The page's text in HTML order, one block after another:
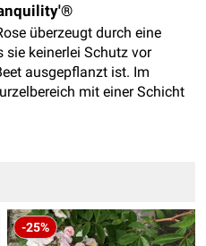
überzeugt durch eine
sie keinerlei Schutz vor
ausgepflanzt ist. Im
mit einer Schicht
-25%